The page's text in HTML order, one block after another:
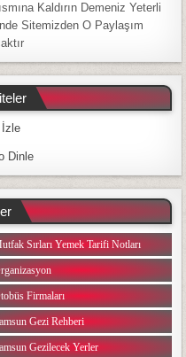
Kaldırın Demeniz Yeterli
Sitemizden O Paylaşım
İzle
Dinle
Sırları Yemek Tarifi Notları
Firmaları
Gezi Rehberi
Gezilecek Yerler